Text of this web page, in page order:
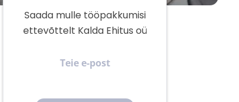
Saada mulle tööpakkumisi
ettevõttelt Kalda Ehitus oü